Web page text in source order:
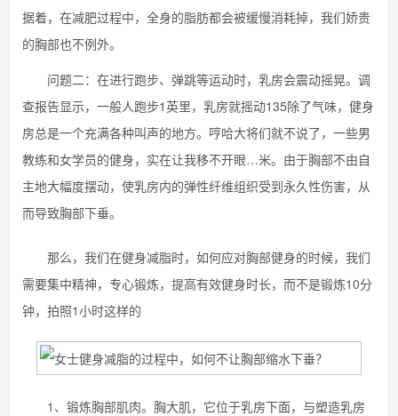
据着，在减肥过程中，全身的脂肪都会被缓慢消耗掉，我们娇贵
的胸部也不例外。
问题二：在进行跑步、弹跳等运动时，乳房会震动摇晃。调
查报告显示，一般人跑步1英里，乳房就摇动135除了气味，健身
房总是一个充满各种叫声的地方。哼哈大将们就不说了，一些男
教练和女学员的健身，实在让我移不开眼…米。由于胸部不由自
主地大幅度摆动，使乳房内的弹性纤维组织受到永久性伤害，从
而导致胸部下垂。
那么，我们在健身减脂时，如何应对胸部健身的时候，我们
需要集中精神，专心锻炼，提高有效健身时长，而不是锻炼10分
钟，拍照1小时这样的
1、锻炼胸部肌肉。胸大肌，它位于乳房下面，与塑造乳房